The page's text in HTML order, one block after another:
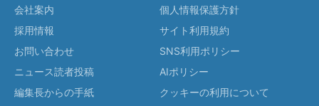
会社案内
採用情報
お問い合わせ
ニュース読者投稿
編集長からの手紙
個人情報保護方針
サイト利用規約
SNS利用ポリシー
AIポリシー
クッキーの利用について